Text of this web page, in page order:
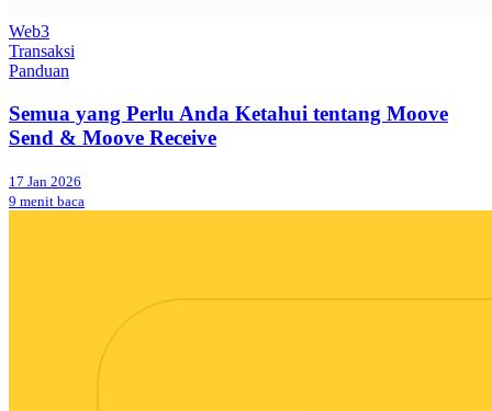
Web3
Transaksi
Panduan
Semua yang Perlu Anda Ketahui tentang Moove
Send & Moove Receive
17 Jan 2026
9 menit baca